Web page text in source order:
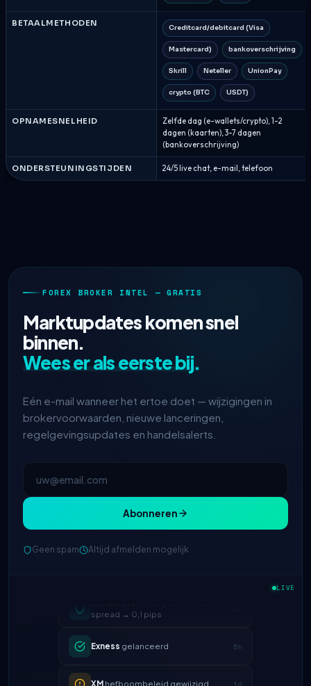
BETAALMETHODEN Creditcard/debitcard (Visa
Mastercard) bankoverschrijving
Skrill Neteller UnionPay
crypto (BTC USDT)
OPNAMESNELHEID
Zelfde dag (e-wallets/crypto), 1-2
dagen (kaarten), 3-7 dagen
(bankoverschrijving)
ONDERSTEUNINGSTIJDEN 24/5 live chat, e-mail, telefoon
FOREX BROKER INTEL — GRATIS
Marktupdates komen snel
binnen.
Wees er als eerste bij.
Eén e-mail wanneer het ertoe doet — wijzigingen in
brokervoorwaarden, nieuwe lanceringen,
regelgevingsupdates en handelsalerts.
Abonneren
Geen spam Altijd afmelden mogelijk
LIVE